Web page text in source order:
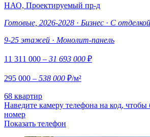
НАО, Проектируемый пр-д
Готовые, 2026-2028 · Бизнес · С отделкой
9-25 этажей · Монолит-панель
11 311 000 – 31 693 000 ₽
295 000 – 538 000 ₽/м²
68 квартир
Наведите камеру телефона на код, чтобы
номер
Показать телефон